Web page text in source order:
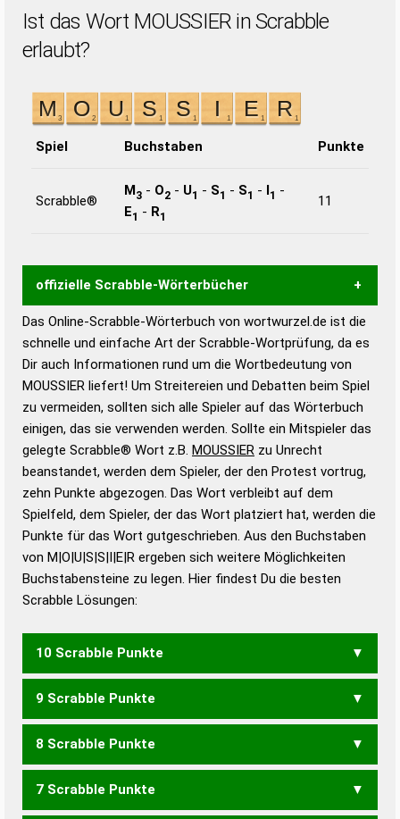
Ist das Wort MOUSSIER in Scrabble
erlaubt?
Spiel Buchstaben Punkte
Scrabble®
M3 - O2 - U1 - S1 - S1 - I1 -
E1 - R1
11
offizielle Scrabble-Wörterbücher
Wortwurzel liefert mit Hilfe eines semantischen
Wortanalyse-Algorithmus gute Anhaltspunkte zu
Wortbedeutung, Worttrennung und Wortform, um die
Gültigkeit eines Wortes für das Scrabble-Spiel zu
bestimmen!
zugelassene Turnier Scrabble-
Wörterbücher sind:
Duden – Standardwerk in 12 Bänden
Duden – Richtiges und gutes
Deutsch
Duden – Die deutsche Grammatik
Duden – Deutsches
Das Online-Scrabble-Wörterbuch von wortwurzel.de ist die
schnelle und einfache Art der Scrabble-Wortprüfung, da es
Dir auch Informationen rund um die Wortbedeutung von
MOUSSIER liefert! Um Streitereien und Debatten beim Spiel
zu vermeiden, sollten sich alle Spieler auf das Wörterbuch
einigen, das sie verwenden werden. Sollte ein Mitspieler das
gelegte Scrabble® Wort z.B. MOUSSIER zu Unrecht
beanstandet, werden dem Spieler, der den Protest vortrug,
zehn Punkte abgezogen. Das Wort verbleibt auf dem
Spielfeld, dem Spieler, der das Wort platziert hat, werden die
Punkte für das Wort gutgeschrieben. Aus den Buchstaben
von M|O|U|S|S|I|E|R ergeben sich weitere Möglichkeiten
Buchstabensteine zu legen. Hier findest Du die besten
Scrabble Lösungen:
10 Scrabble Punkte
ISOMERS
9 Scrabble Punkte
ISOMER MOUSES MOUSSE
8 Scrabble Punkte
MISOS MORSE MOSER
SUOMI ERMISS SERUMS SIMSER UMRISS
7 Scrabble Punkte